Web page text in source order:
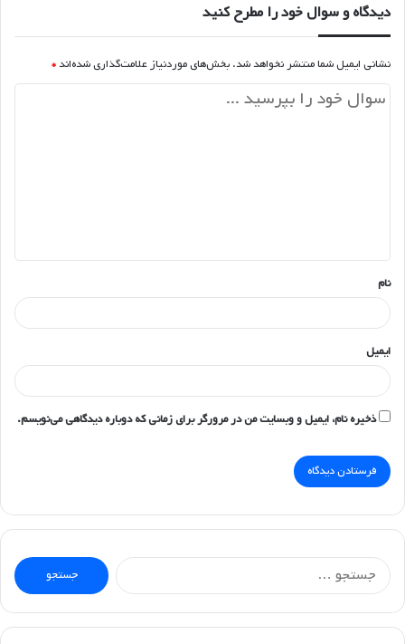
دیدگاه و سوال خود را مطرح کنید
نشانی ایمیل شما منتشر نخواهد شد. بخش‌های موردنیاز علامت‌گذاری شده‌اند *
*
نام
ایمیل
ذخیره نام، ایمیل و وبسایت من در مرورگر برای زمانی که دوباره دیدگاهی می‌نویسم.
جستجو
برای: